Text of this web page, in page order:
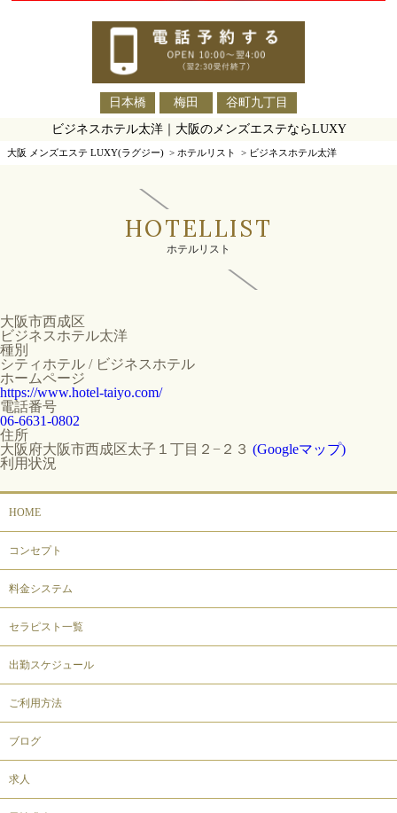
日本橋 梅田
谷町九丁目
ビジネスホテル太洋｜大阪のメンズエステならLUXY
大阪 メンズエステ LUXY(ラグジー) > ホテルリスト > ビジネスホテル太洋
HOTELLIST
ホテルリスト
大阪市西成区
ビジネスホテル太洋
種別
シティホテル / ビジネスホテル
ホームページ
https://www.hotel-taiyo.com/
電話番号
06-6631-0802
住所
大阪府大阪市西成区太子１丁目２−２３ (Googleマップ)
利用状況
HOME
コンセプト
料金システム
セラピスト一覧
出勤スケジュール
ご利用方法
ブログ
求人